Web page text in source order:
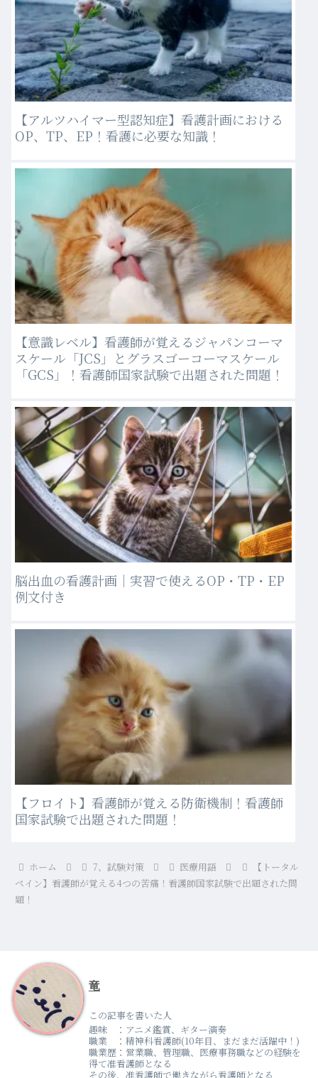
【アルツハイマー型認知症】看護計画における
OP、TP、EP！看護に必要な知識！
【意識レベル】看護師が覚えるジャパンコーマ
スケール「JCS」とグラスゴーコーマスケール
「GCS」！看護師国家試験で出題された問題！
脳出血の看護計画｜実習で使えるOP・TP・EP
例文付き
【フロイト】看護師が覚える防衛機制！看護師
国家試験で出題された問題！
ホーム 7、試験対策 医療用語
【トータル
ペイン】看護師が覚える4つの苦痛！看護師国家試験で出題された問
題！
竜
この記事を書いた人
趣味 ：アニメ鑑賞、ギター演奏
職業 ：精神科看護師(10年目、まだまだ活躍中！)
職業歴：営業職、管理職、医療事務職などの経験を
得て准看護師となる
その後、准看護師で働きながら看護師となる